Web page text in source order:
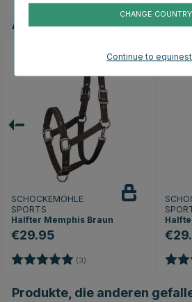
Andere Produkte, die Ihnen
SCHOCKEMÖHLE
SPORTS
Halfter Memphis Braun
€29.95
Bewertung: (3)
Produkte, die anderen
CHANGE COUNTRY
Continue to